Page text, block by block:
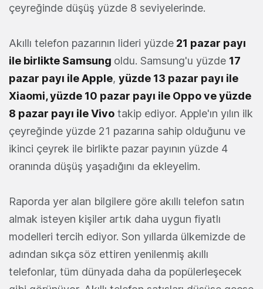
çeyreğinde düşüş yüzde 8 seviyelerinde.
Akıllı telefon pazarının lideri yüzde 21 pazar payı
ile birlikte Samsung oldu. Samsung'u yüzde 17
pazar payı ile Apple, yüzde 13 pazar payı ile
Xiaomi, yüzde 10 pazar payı ile Oppo ve yüzde
8 pazar payı ile Vivo takip ediyor. Apple'ın yılın ilk
çeyreğinde yüzde 21 pazarına sahip olduğunu ve
ikinci çeyrek ile birlikte pazar payının yüzde 4
oranında düşüş yaşadığını da ekleyelim.
Raporda yer alan bilgilere göre akıllı telefon satın
almak isteyen kişiler artık daha uygun fiyatlı
modelleri tercih ediyor. Son yıllarda ülkemizde de
adından sıkça söz ettiren yenilenmiş akıllı
telefonlar, tüm dünyada daha da popülerleşecek